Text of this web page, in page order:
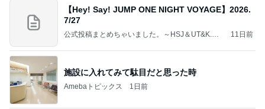
【Hey! Say! JUMP ONE NIGHT VOYAGE】2026.
7/27
公式投稿まとめちゃいました。～HSJ＆UT&K.O.
11日前
施設に入れてみて駄目だと思った時
Amebaトピックス 1日前